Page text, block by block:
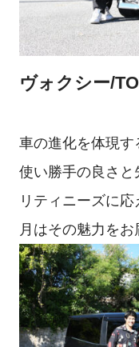
ヴォクシー/
車の進化を体現す
使い勝手の良さ
リティニーズに
月はその魅力をお